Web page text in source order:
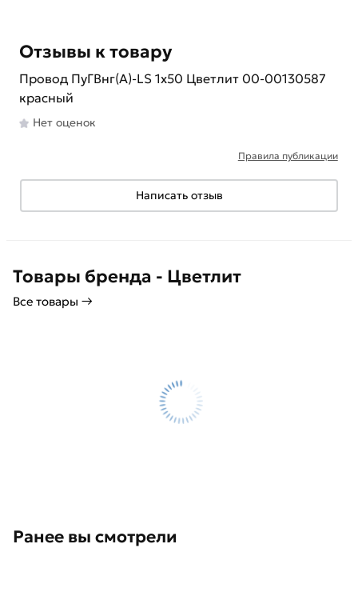
Отзывы к товару
Провод ПуГВнг(А)-LS 1х50 Цветлит 00-00130587
красный
Нет оценок
Правила публикации
Написать отзыв
Товары бренда - Цветлит
Все товары →
Ранее вы смотрели